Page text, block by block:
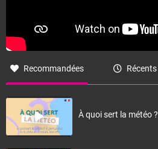
Recommandées Récents
À quoi sert la météo ?